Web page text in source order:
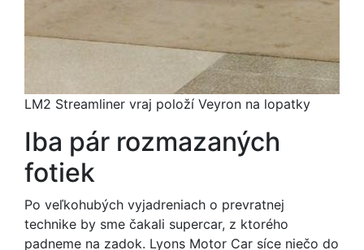
LM2 Streamliner vraj položí Veyron na lopatky
Iba pár rozmazaných
fotiek
Po veľkohubých vyjadreniach o prevratnej
technike by sme čakali supercar, z ktorého
padneme na zadok. Lyons Motor Car síce niečo do